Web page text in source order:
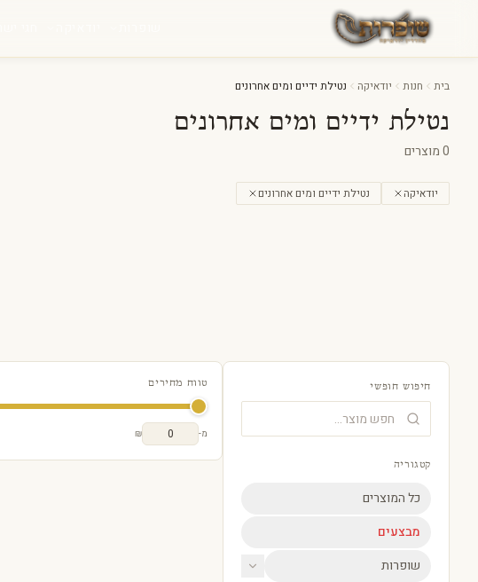
דלג לתוכן
בית חנות יודאיקה נטילת ידיים ומים אחרונים
נטילת ידיים ומים אחרונים
0מוצרים
יודאיקה נטילת ידיים ומים אחרונים
חיפוש חופשי
קטגוריה
כל המוצרים
מבצעים
שופרות
טווח מחירים
מ- ₪